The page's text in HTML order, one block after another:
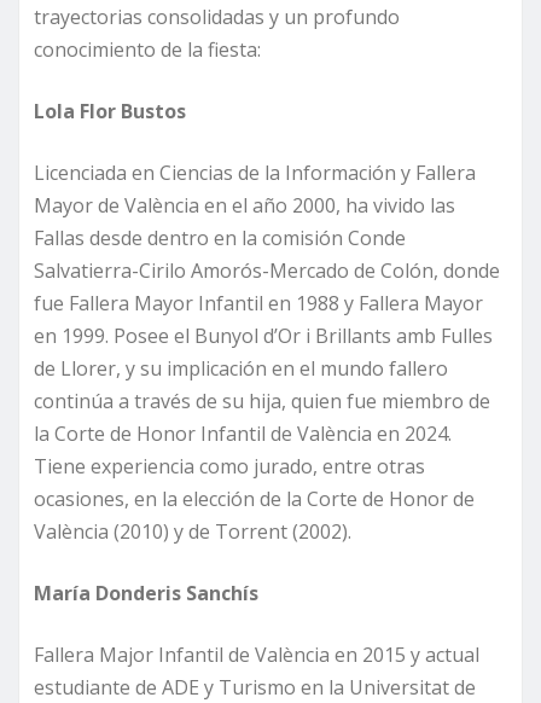
trayectorias consolidadas y un profundo
conocimiento de la fiesta:
Lola Flor Bustos
Licenciada en Ciencias de la Información y Fallera
Mayor de València en el año 2000, ha vivido las
Fallas desde dentro en la comisión Conde
Salvatierra-Cirilo Amorós-Mercado de Colón, donde
fue Fallera Mayor Infantil en 1988 y Fallera Mayor
en 1999. Posee el Bunyol d’Or i Brillants amb Fulles
de Llorer, y su implicación en el mundo fallero
continúa a través de su hija, quien fue miembro de
la Corte de Honor Infantil de València en 2024.
Tiene experiencia como jurado, entre otras
ocasiones, en la elección de la Corte de Honor de
València (2010) y de Torrent (2002).
María Donderis Sanchís
Fallera Major Infantil de València en 2015 y actual
estudiante de ADE y Turismo en la Universitat de